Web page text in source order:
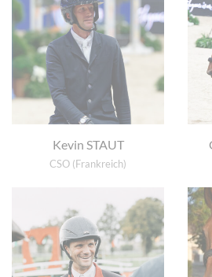
Kevin STAUT
CSO (Frankreich)